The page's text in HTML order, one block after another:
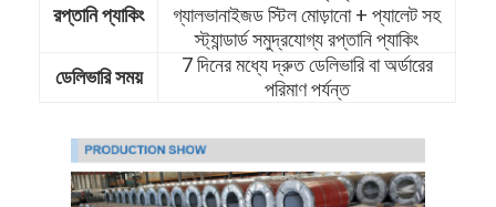
রপ্তানি প্যাকিং
গ্যালভানাইজড স্টিল মোড়ানো + প্যালেট সহ
স্ট্যান্ডার্ড সমুদ্রযোগ্য রপ্তানি প্যাকিং
ডেলিভারি সময়
7 দিনের মধ্যে দ্রুত ডেলিভারি বা অর্ডারের
পরিমাণ পর্যন্ত